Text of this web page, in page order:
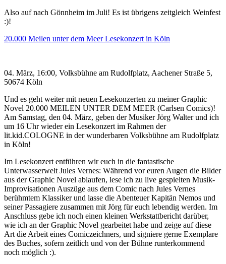
Also auf nach Gönnheim im Juli! Es ist übrigens zeitgleich Weinfest
:)!
20.000 Meilen unter dem Meer Lesekonzert in Köln
04. März, 16:00, Volksbühne am Rudolfplatz, Aachener Straße 5,
50674 Köln
Und es geht weiter mit neuen Lesekonzerten zu meiner Graphic
Novel 20.000 MEILEN UNTER DEM MEER (Carlsen Comics)!
Am Samstag, den 04. März, geben der Musiker Jörg Walter und ich
um 16 Uhr wieder ein Lesekonzert im Rahmen der
lit.kid.COLOGNE in der wunderbaren Volksbühne am Rudolfplatz
in Köln!
Im Lesekonzert entführen wir euch in die fantastische
Unterwasserwelt Jules Vernes: Während vor euren Augen die Bilder
aus der Graphic Novel ablaufen, lese ich zu live gespielten Musik-
Improvisationen Auszüge aus dem Comic nach Jules Vernes
berühmtem Klassiker und lasse die Abenteuer Kapitän Nemos und
seiner Passagiere zusammen mit Jörg für euch lebendig werden. Im
Anschluss gebe ich noch einen kleinen Werkstattbericht darüber,
wie ich an der Graphic Novel gearbeitet habe und zeige auf diese
Art die Arbeit eines Comiczeichners, und signiere gerne Exemplare
des Buches, sofern zeitlich und von der Bühne runterkommend
noch möglich :).